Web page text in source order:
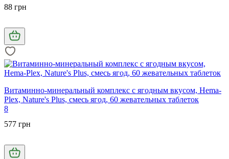
88 грн
Витаминно-минеральный комплекс с ягодным вкусом, Hema-
Plex, Nature's Plus, смесь ягод, 60 жевательных таблеток
8
577 грн